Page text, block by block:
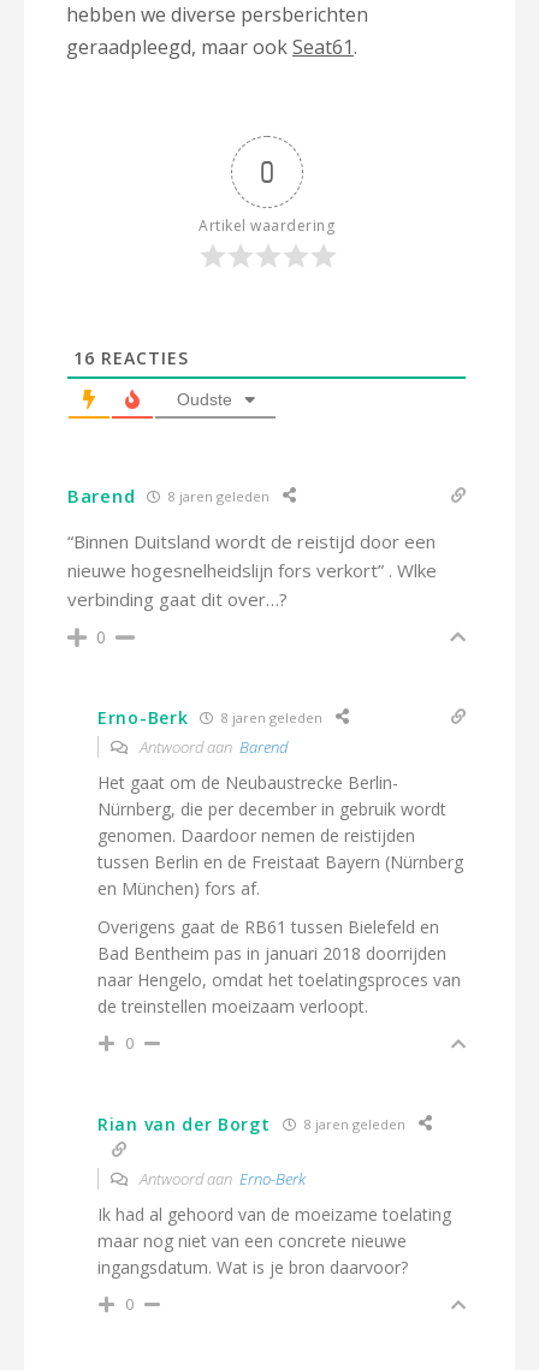
hebben we diverse persberichten
geraadpleegd, maar ookSeat61.
0
Artikel waardering
16 REACTIES
Oudste
Barend 8 jaren geleden
“Binnen Duitsland wordt de reistijd door een
nieuwe hogesnelheidslijn fors verkort” . Wlke
verbinding gaat dit over…?
0
Erno-Berk 8 jaren geleden
Antwoord aan Barend
Het gaat om de Neubaustrecke Berlin-
Nürnberg, die per december in gebruik wordt
genomen. Daardoor nemen de reistijden
tussen Berlin en de Freistaat Bayern (Nürnberg
en München) fors af.
Overigens gaat de RB61 tussen Bielefeld en
Bad Bentheim pas in januari 2018 doorrijden
naar Hengelo, omdat het toelatingsproces van
de treinstellen moeizaam verloopt.
0
Rian van der Borgt 8 jaren geleden
Antwoord aan Erno-Berk
Ik had al gehoord van de moeizame toelating
maar nog niet van een concrete nieuwe
ingangsdatum. Wat is je bron daarvoor?
0